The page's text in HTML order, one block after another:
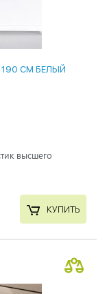
190 СМ БЕЛЫЙ
высшего
КУПИТЬ